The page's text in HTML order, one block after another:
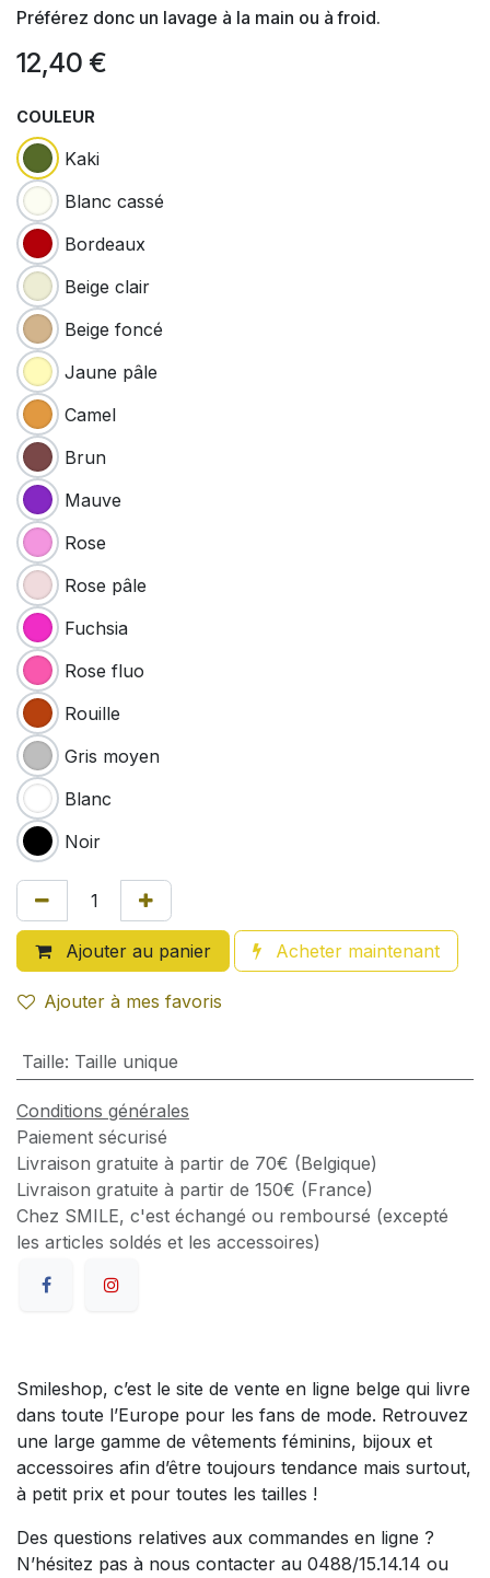
Préférez donc un lavage à la main ou à froid.
12,40 €
COULEUR
Kaki
Blanc cassé
Bordeaux
Beige clair
Beige foncé
Jaune pâle
Camel
Brun
Mauve
Rose
Rose pâle
Fuchsia
Rose fluo
Rouille
Gris moyen
Blanc
Noir
Ajouter au panier Acheter maintenant
Ajouter à mes favoris
Taille: Taille unique
Conditions générales
Paiement sécurisé
Livraison gratuite à partir de 70€ (Belgique)
Livraison gratuite à partir de 150€ (France)
Chez SMILE, c'est échangé ou remboursé (excepté
les articles soldés et les accessoires)
Smileshop, c’est le site de vente en ligne belge qui livre
dans toute l’Europe pour les fans de mode. Retrouvez
une large gamme de vêtements féminins, bijoux et
accessoires afin d’être toujours tendance mais surtout,
à petit prix et pour toutes les tailles !
Des questions relatives aux commandes en ligne ?
N’hésitez pas à nous contacter au 0488/15.14.14 ou